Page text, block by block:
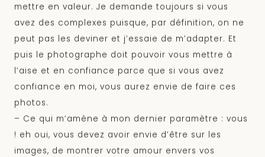
mettre en valeur. Je demande toujours si vous
avez des complexes puisque, par définition, on ne
peut pas les deviner et j’essaie de m’adapter. Et
puis le photographe doit pouvoir vous mettre à
l’aise et en confiance parce que si vous avez
confiance en moi, vous aurez envie de faire ces
photos.
– Ce qui m’amène à mon dernier paramètre : vous
! eh oui, vous devez avoir envie d’être sur les
images, de montrer votre amour envers vos